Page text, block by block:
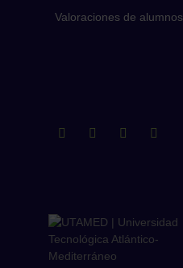
Valoraciones de alumnos